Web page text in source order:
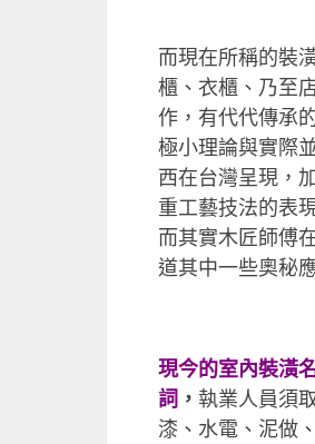
而現在所稱的裝
櫃、衣櫃、乃至
作，有代代傳承
極小理論與實際
西在台灣呈現，
重工藝技法的表
而其實木匠師傅
道其中一些奧秘
現今的室內裝潢
詞 ， 執業人員須
漆、水電、泥做